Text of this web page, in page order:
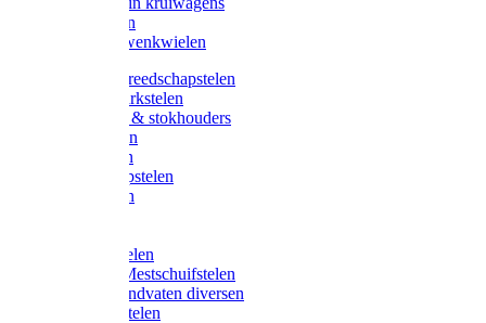
Steekwagen
Bok- en Zwenkwielen
Overige gereedschapstelen
Bezem-/Harkstelen
Handvaten & stokhouders
Hamerstelen
Spadestelen
Graanschopstelen
Schopstelen
Gardena stelen
Sneeuw- /Mestschuifstelen
Stelen / Handvaten diversen
Telescoopstelen